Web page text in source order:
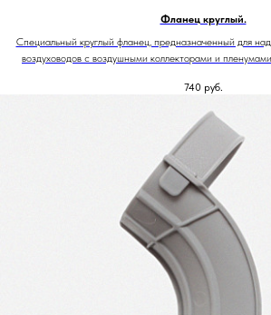
Фланец круглый.
Специальный круглый фланец, предназначенный для
воздуховодов с воздушными коллекторами и
740 руб.